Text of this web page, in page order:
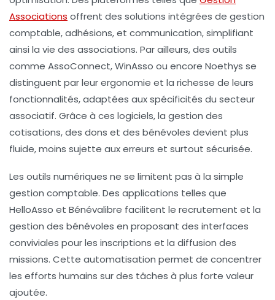
Associations offrent des solutions intégrées de gestion
comptable, adhésions, et communication, simplifiant
ainsi la vie des associations. Par ailleurs, des outils
comme AssoConnect,WinAsso ou encore Noethys se
distinguent par leur ergonomie et la richesse de leurs
fonctionnalités, adaptées aux spécificités du secteur
associatif. Grâce à ces logiciels, la gestion des
cotisations, des dons et des bénévoles devient plus
fluide, moins sujette aux erreurs et surtout sécurisée.
Les outils numériques ne se limitent pas à la simple
gestion comptable. Des applications telles que
HelloAsso et Bénévalibre facilitent le recrutement et la
gestion des bénévoles en proposant des interfaces
conviviales pour les inscriptions et la diffusion des
missions. Cette automatisation permet de concentrer
les efforts humains sur des tâches à plus forte valeur
ajoutée.